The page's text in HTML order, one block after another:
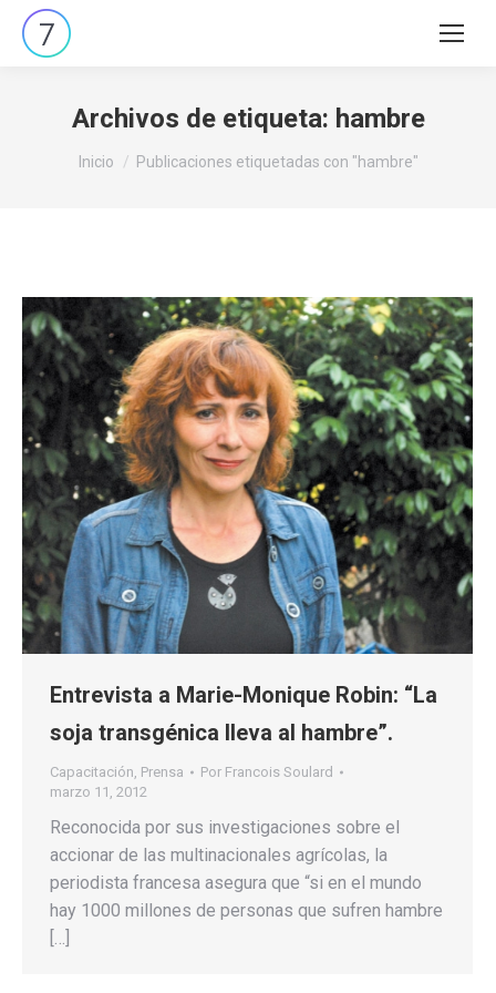
Buscar:
Archivos de etiqueta: hambre
Estás aquí:
Inicio Publicaciones etiquetadas con "hambre"
Entrevista a Marie-Monique Robin: “La
soja transgénica lleva al hambre”.
Capacitación Prensa Por Francois Soulard
marzo 11, 2012
Reconocida por sus investigaciones sobre el
accionar de las multinacionales agrícolas, la
periodista francesa asegura que “si en el mundo
hay 1000 millones de personas que sufren hambre